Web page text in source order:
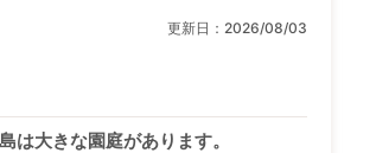
更新日： 2026/08/03
は大きな園庭があります。